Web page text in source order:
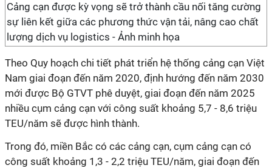
Cảng cạn được kỳ vọng sẽ trở thành cầu nối tăng cường
sự liên kết giữa các phương thức vận tải, nâng cao chất
lượng dịch vụ logistics - Ảnh minh họa
Theo Quy hoạch chi tiết phát triển hệ thống cảng cạn Việt
Nam giai đoạn đến năm 2020, định hướng đến năm 2030
mới được Bộ GTVT phê duyệt, giai đoạn đến năm 2025
nhiều cụm cảng cạn với công suất khoảng 5,7 - 8,6 triệu
TEU/năm sẽ được hình thành.
Trong đó, miền Bắc có các cảng cạn, cụm cảng cạn có
công suất khoảng 1,3 - 2,2 triệu TEU/năm, giai đoạn đến